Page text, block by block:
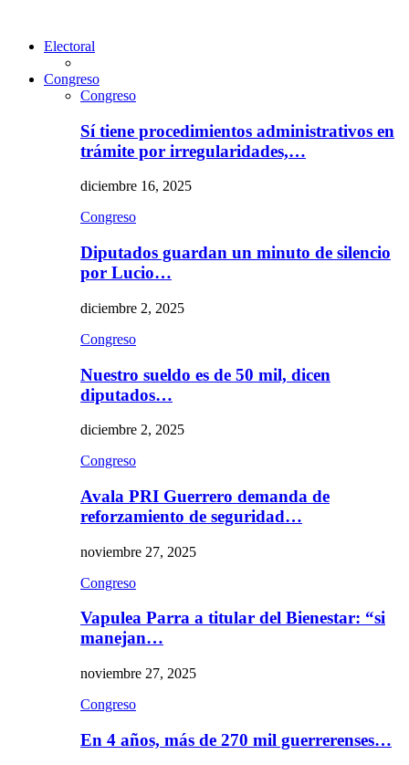
Electoral
Congreso
Congreso
Sí tiene procedimientos administrativos en
trámite por irregularidades,…
diciembre 16, 2025
Congreso
Diputados guardan un minuto de silencio
por Lucio…
diciembre 2, 2025
Congreso
Nuestro sueldo es de 50 mil, dicen
diputados…
diciembre 2, 2025
Congreso
Avala PRI Guerrero demanda de
reforzamiento de seguridad…
noviembre 27, 2025
Congreso
Vapulea Parra a titular del Bienestar: “si
manejan…
noviembre 27, 2025
Congreso
En 4 años, más de 270 mil guerrerenses…